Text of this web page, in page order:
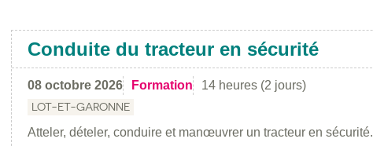
Conduite du tracteur en sécurité
08 octobre 2026 Formation 14 heures (2 jours)
LOT-ET-GARONNE
Atteler, dételer, conduire et manœuvrer un tracteur en sécurité.